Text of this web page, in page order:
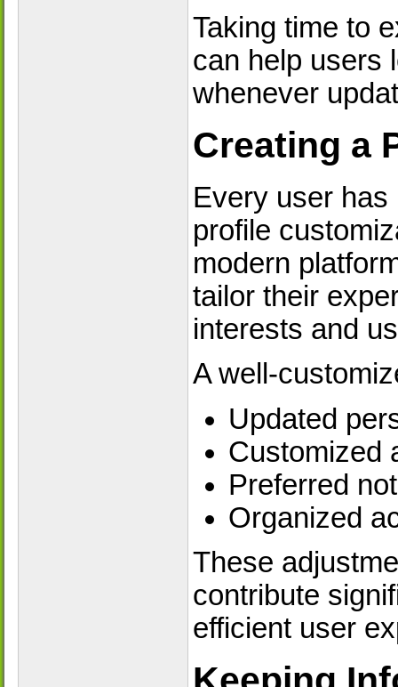
Taking time to
can help users
whenever
Creating a
Every user
profile
modern
tailor their
interests and
A well-
Updated
Customized
Preferred
Organized
These
contribute
efficient user